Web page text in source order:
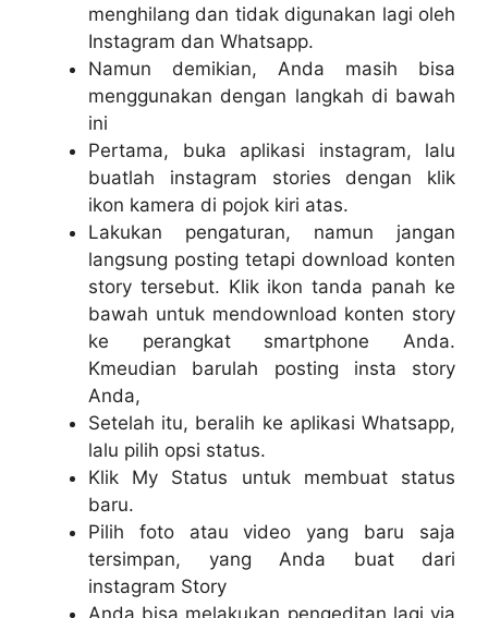
menghilang dan tidak digunakan lagi oleh
Instagram dan Whatsapp.
Namun demikian, Anda masih bisa
menggunakan dengan langkah di bawah
ini
Pertama, buka aplikasi instagram, lalu
buatlah instagram stories dengan klik
ikon kamera di pojok kiri atas.
Lakukan pengaturan, namun jangan
langsung posting tetapi download konten
story tersebut. Klik ikon tanda panah ke
bawah untuk mendownload konten story
ke perangkat smartphone Anda.
Kmeudian barulah posting insta story
Anda,
Setelah itu, beralih ke aplikasi Whatsapp,
lalu pilih opsi status.
Klik My Status untuk membuat status
baru.
Pilih foto atau video yang baru saja
tersimpan, yang Anda buat dari
instagram Story